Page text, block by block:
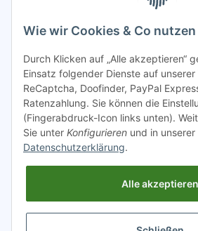
Bitte sendet mir entsprechend eurer
regelmäßig Infos zu euren
Spamschutz aktiv
Gesetzliche Informationen
Wie wir Cookies & Co nutzen
Durch Klicken auf „Alle akzeptieren“
Einsatz folgender Dienste auf unserer
ReCaptcha, Doofinder, PayPal
Ratenzahlung. Sie können die
(Fingerabdruck-Icon links unten).
Sie unter Konfigurieren und in unserer
Datenschutzerklärung.
Alle akzeptieren